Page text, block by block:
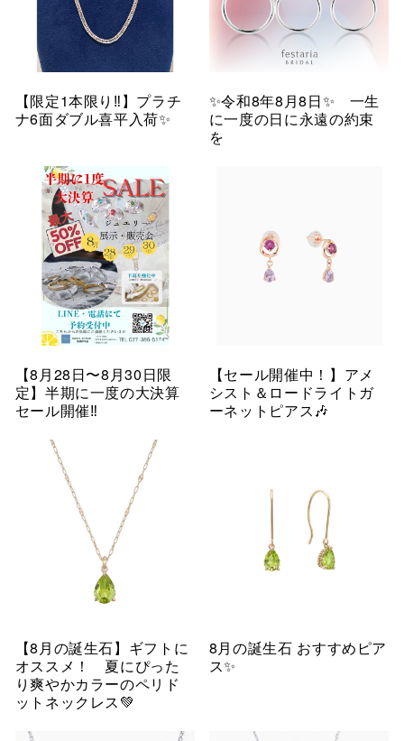
【限定1本限り‼︎】プラチ
ナ6面ダブル喜平入荷✨
✨令和8年8月8日✨ 一生
に一度の日に永遠の約束
を
【8月28日〜8月30日限
定】半期に一度の大決算
セール開催‼︎
【セール開催中！】アメ
シスト＆ロードライトガ
ーネットピアス🎶
【8月の誕生石】ギフトに
オススメ！ 夏にぴった
り爽やかカラーのペリド
ットネックレス💚
8月の誕生石 おすすめピア
ス✨